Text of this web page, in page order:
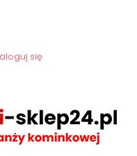
się